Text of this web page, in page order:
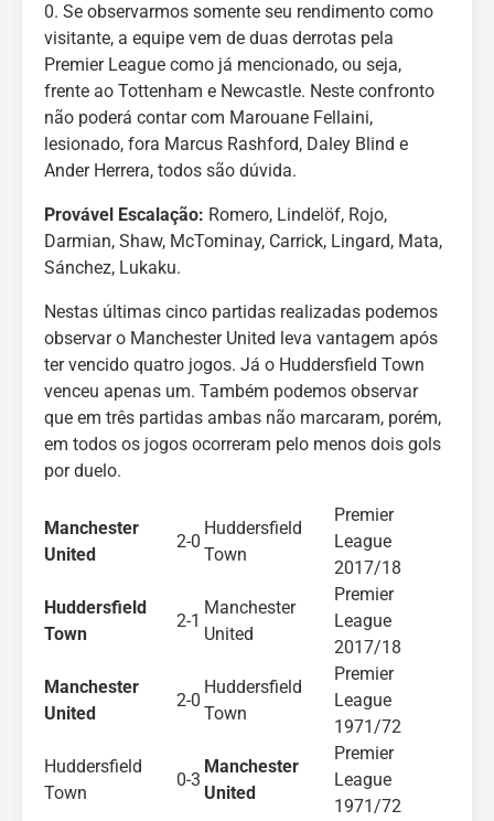
0. Se observarmos somente seu rendimento como
visitante, a equipe vem de duas derrotas pela
Premier League como já mencionado, ou seja,
frente ao Tottenham e Newcastle. Neste confronto
não poderá contar com Marouane Fellaini,
lesionado, fora Marcus Rashford, Daley Blind e
Ander Herrera, todos são dúvida.
Provável Escalação: Romero, Lindelöf, Rojo,
Darmian, Shaw, McTominay, Carrick, Lingard, Mata,
Sánchez, Lukaku.
Nestas últimas cinco partidas realizadas podemos
observar o Manchester United leva vantagem após
ter vencido quatro jogos. Já o Huddersfield Town
venceu apenas um. Também podemos observar
que em três partidas ambas não marcaram, porém,
em todos os jogos ocorreram pelo menos dois gols
por duelo.
Manchester
United
2-0
Huddersfield
Town
Premier
League
2017/18
Huddersfield
Town
2-1
Manchester
United
Premier
League
2017/18
Manchester
United
2-0
Huddersfield
Town
Premier
League
1971/72
Huddersfield
Town
0-3
Manchester
United
Premier
League
1971/72